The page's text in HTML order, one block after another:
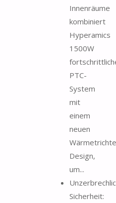
Innenräume
kombiniert
Hyperamics
1500W
PTC-
System
mit
einem
neuen
Design,
um...
Sicherheit: